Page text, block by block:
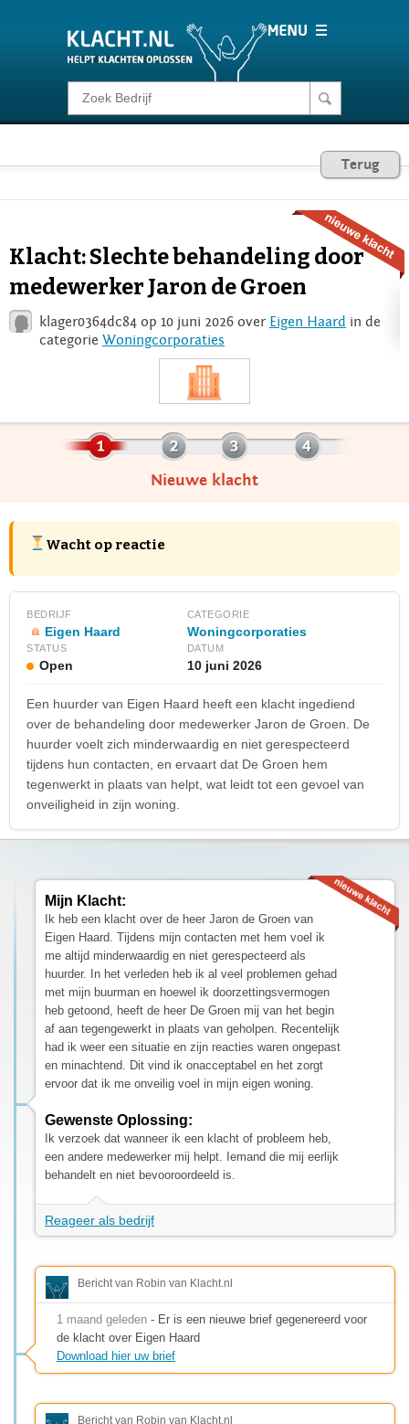
Klacht melden
Consumentenrecht
Voor Bedrijven
Login
Terug
Klacht: Slechte behandeling door
medewerker Jaron de Groen
klager0364dc84 op 10 juni 2026 over Eigen Haard in de
categorie Woningcorporaties
Nieuwe klacht
Wacht op reactie
BEDRIJF
Eigen Haard
CATEGORIE
Woningcorporaties
STATUS
Open
DATUM
10 juni 2026
Een huurder van Eigen Haard heeft een klacht ingediend
over de behandeling door medewerker Jaron de Groen. De
huurder voelt zich minderwaardig en niet gerespecteerd
tijdens hun contacten, en ervaart dat De Groen hem
tegenwerkt in plaats van helpt, wat leidt tot een gevoel van
onveiligheid in zijn woning.
Mijn Klacht:
Ik heb een klacht over de heer Jaron de Groen van
Eigen Haard. Tijdens mijn contacten met hem voel ik
me altijd minderwaardig en niet gerespecteerd als
huurder. In het verleden heb ik al veel problemen gehad
met mijn buurman en hoewel ik doorzettingsvermogen
heb getoond, heeft de heer De Groen mij van het begin
af aan tegengewerkt in plaats van geholpen. Recentelijk
had ik weer een situatie en zijn reacties waren ongepast
en minachtend. Dit vind ik onacceptabel en het zorgt
ervoor dat ik me onveilig voel in mijn eigen woning.
Gewenste Oplossing:
Ik verzoek dat wanneer ik een klacht of probleem heb,
een andere medewerker mij helpt. Iemand die mij eerlijk
behandelt en niet bevooroordeeld is.
Reageer als bedrijf
Bericht van Robin van Klacht.nl
1 maand geleden - Er is een nieuwe brief gegenereerd voor
de klacht over Eigen Haard
Download hier uw brief
Bericht van Robin van Klacht.nl